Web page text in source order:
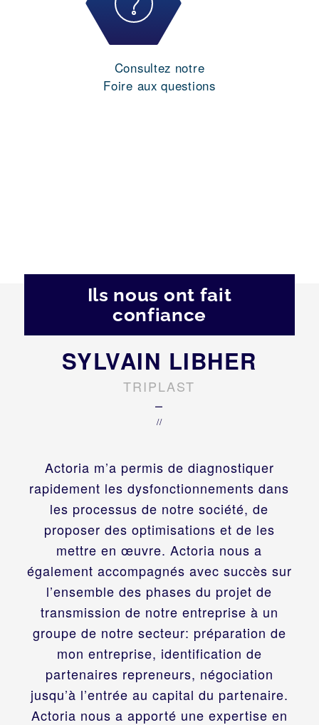
Consultez notre
Foire aux questions
Ils nous ont fait
confiance
Actoria m’a permis de diagnostiquer
rapidement les dysfonctionnements dans
les processus de notre société, de
proposer des optimisations et de les
mettre en œuvre. Actoria nous a
également accompagnés avec succès sur
l’ensemble des phases du projet de
transmission de notre entreprise à un
groupe de notre secteur: préparation de
mon entreprise, identification de
partenaires repreneurs, négociation
jusqu’à l’entrée au capital du partenaire.
Actoria nous a apporté une expertise en
SYLVAIN LIBHER
TRIPLAST
–
//